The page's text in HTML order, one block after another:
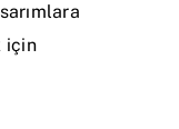
için